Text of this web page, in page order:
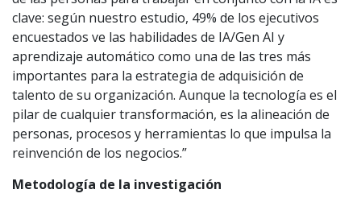
clave: según nuestro estudio, 49% de los ejecutivos
encuestados ve las habilidades de IA/Gen AI y
aprendizaje automático como una de las tres más
importantes para la estrategia de adquisición de
talento de su organización. Aunque la tecnología es el
pilar de cualquier transformación, es la alineación de
personas, procesos y herramientas lo que impulsa la
reinvención de los negocios.”
Metodología de la investigación